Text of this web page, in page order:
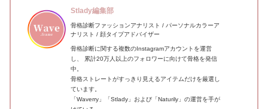
Stlady編集部
骨格診断ファッションアナリスト / パーソナルカラーア
ナリスト / 顔タイプアドバイザー
骨格診断に関する複数のInstagramアカウントを運営
し、 累計20万人以上のフォロワーに向けて骨格を発信
中。
骨格ストレートがすっきり見えるアイテムだけを厳選し
ています。
「Waverry」「Stlady」および「Naturily」の運営を手が